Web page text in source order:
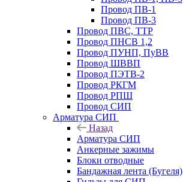
Провод ПВ-1
Провод ПВ-3
Провод ПВС, ТТР
Провод ПНСВ 1,2
Провод ПУНП, ПуВВ
Провод ШВВП
Провод ПЭТВ-2
Провод РКГМ
Провод РПШ
Провод СИП
Арматура СИП
Назад
Арматура СИП
Анкерные зажимы
Блоки отводные
Бандажная лента (Бугеля)